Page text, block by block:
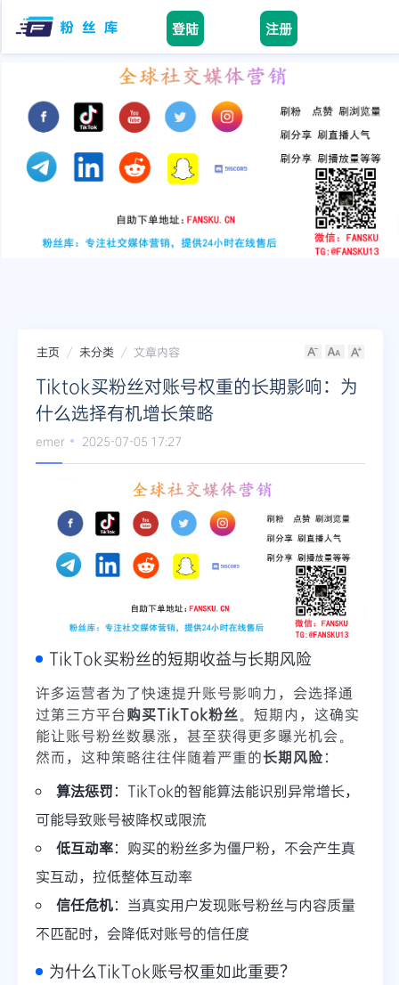
登陆 注册
facebook
tiktok
instagram
twitter
telegram
主页 未分类 文章内容
Tiktok买粉丝对账号权重的长期影响：为
什么选择有机增长策略
emer 2025-07-05 17:27
TikTok买粉丝的短期收益与长期风险
许多运营者为了快速提升账号影响力，会选择通
过第三方平台购买TikTok粉丝。短期内，这确实
能让账号粉丝数暴涨，甚至获得更多曝光机会。
然而，这种策略往往伴随着严重的长期风险：
算法惩罚：TikTok的智能算法能识别异常增长，
可能导致账号被降权或限流
低互动率：购买的粉丝多为僵尸粉，不会产生真
实互动，拉低整体互动率
信任危机：当真实用户发现账号粉丝与内容质量
不匹配时，会降低对账号的信任度
为什么TikTok账号权重如此重要？